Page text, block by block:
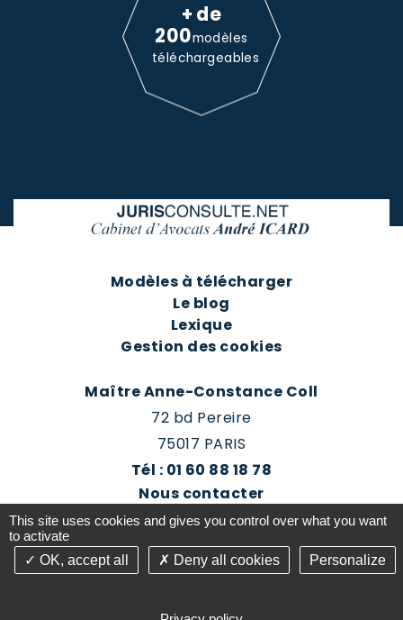
+ de
200modèles
téléchargeables
Modèles à télécharger
Le blog
Lexique
Gestion des cookies
Maître Anne-Constance Coll
72 bd Pereire
75017 PARIS
Tél : 01 60 88 18 78
Nous contacter
Prendre rendez-vous
This site uses cookies and gives you control over what you want
to activate
OK, accept all
Deny all cookies Personalize